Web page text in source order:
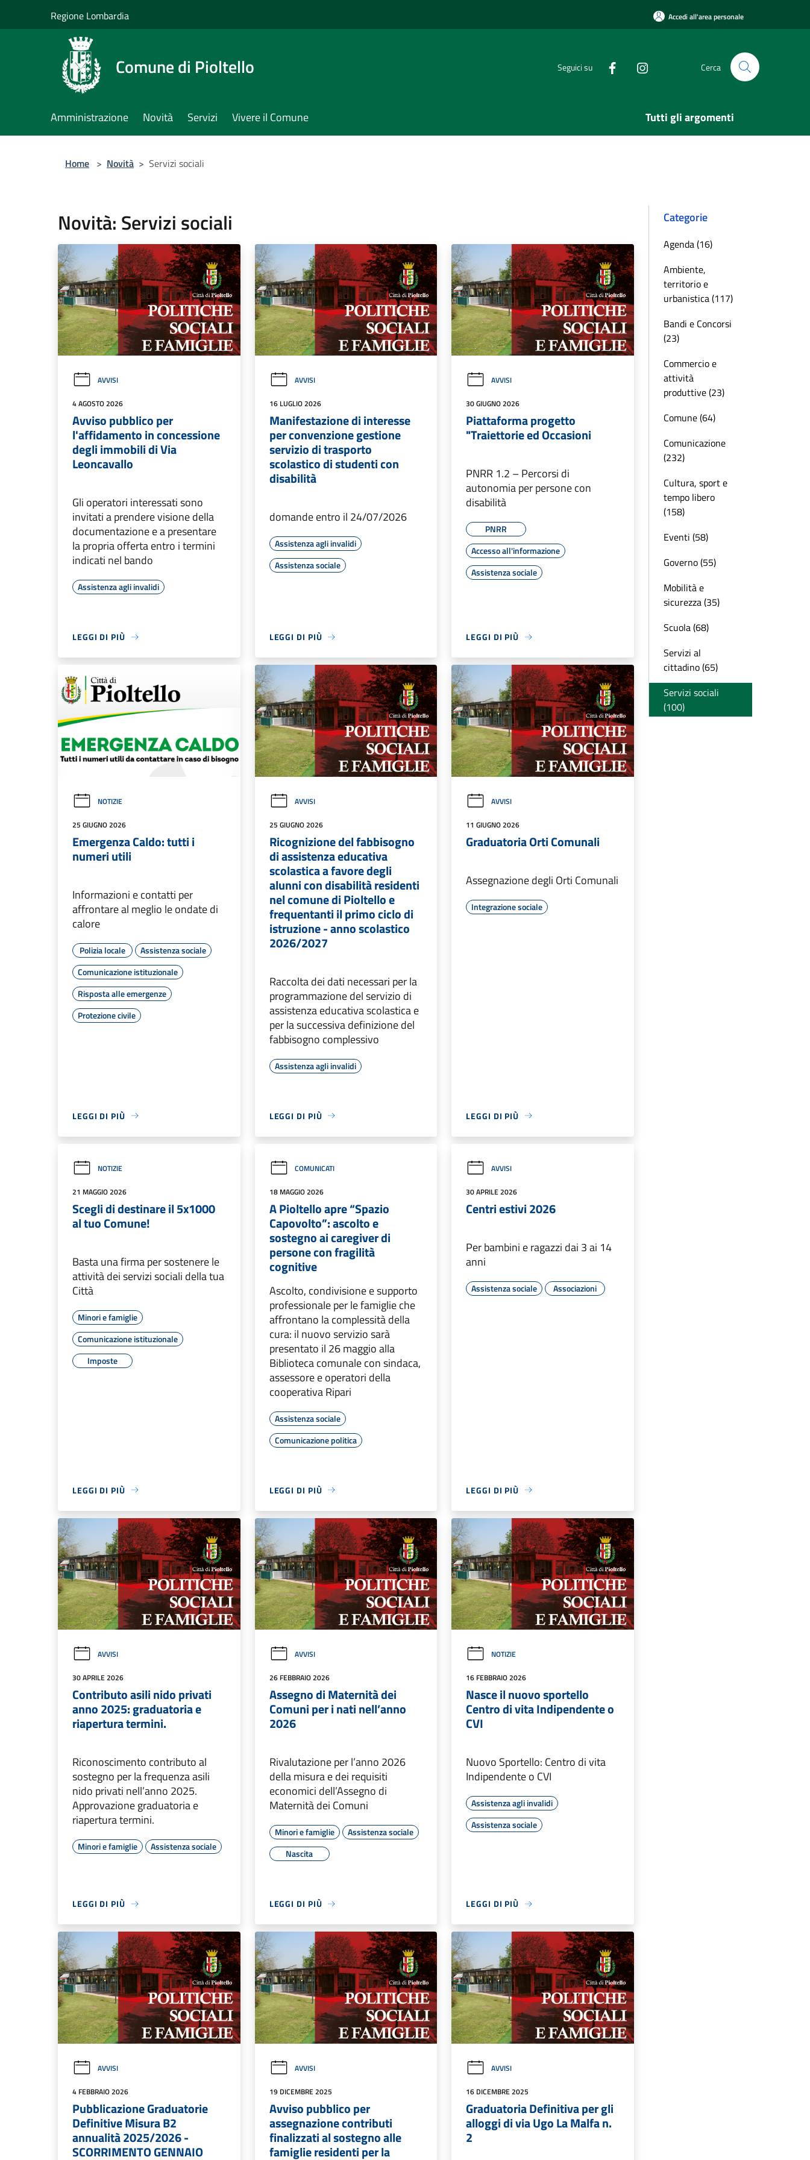
Regione Lombardia Accedi all'area personale
Comune di Pioltello Seguici su Cerca
Amministrazione Novità Servizi Vivere il Comune Tutti gli argomenti
Home > Novità > Servizi sociali
Novità: Servizi sociali
AVVISI
4 AGOSTO 2026
Avviso pubblico per
l'affidamento in concessione
degli immobili di Via
Leoncavallo
Gli operatori interessati sono
invitati a prendere visione della
documentazione e a presentare
la propria offerta entro i termini
indicati nel bando
Assistenza agli invalidi
LEGGI DI PIÙ
AVVISI
16 LUGLIO 2026
Manifestazione di interesse
per convenzione gestione
servizio di trasporto
scolastico di studenti con
disabilità
domande entro il 24/07/2026
Assistenza agli invalidi
Assistenza sociale
LEGGI DI PIÙ
AVVISI
30 GIUGNO 2026
Piattaforma progetto
"Traiettorie ed Occasioni
PNRR 1.2 – Percorsi di
autonomia per persone con
disabilità
PNRR
Accesso all'informazione
Assistenza sociale
LEGGI DI PIÙ
NOTIZIE
25 GIUGNO 2026
Emergenza Caldo: tutti i
numeri utili
Informazioni e contatti per
affrontare al meglio le ondate di
calore
Polizia locale
Assistenza sociale
Comunicazione istituzionale
Risposta alle emergenze
Protezione civile
LEGGI DI PIÙ
AVVISI
25 GIUGNO 2026
Ricognizione del fabbisogno
di assistenza educativa
scolastica a favore degli
alunni con disabilità residenti
nel comune di Pioltello e
frequentanti il primo ciclo di
istruzione - anno scolastico
2026/2027
Raccolta dei dati necessari per la
programmazione del servizio di
assistenza educativa scolastica e
per la successiva definizione del
fabbisogno complessivo
Assistenza agli invalidi
LEGGI DI PIÙ
AVVISI
11 GIUGNO 2026
Graduatoria Orti Comunali
Assegnazione degli Orti Comunali
Integrazione sociale
LEGGI DI PIÙ
NOTIZIE
21 MAGGIO 2026
Scegli di destinare il 5x1000
al tuo Comune!
Basta una firma per sostenere le
attività dei servizi sociali della tua
Città
Minori e famiglie
Comunicazione istituzionale
Imposte
LEGGI DI PIÙ
COMUNICATI
18 MAGGIO 2026
A Pioltello apre “Spazio
Capovolto”: ascolto e
sostegno ai caregiver di
persone con fragilità
cognitive
Ascolto, condivisione e supporto
professionale per le famiglie che
affrontano la complessità della
cura: il nuovo servizio sarà
presentato il 26 maggio alla
Biblioteca comunale con sindaca,
assessore e operatori della
cooperativa Ripari
Assistenza sociale
Comunicazione politica
LEGGI DI PIÙ
AVVISI
30 APRILE 2026
Centri estivi 2026
Per bambini e ragazzi dai 3 ai 14
anni
Assistenza sociale Associazioni
LEGGI DI PIÙ
AVVISI
30 APRILE 2026
Contributo asili nido privati
anno 2025: graduatoria e
riapertura termini.
Riconoscimento contributo al
sostegno per la frequenza asili
nido privati nell’anno 2025.
Approvazione graduatoria e
riapertura termini.
Minori e famiglie Assistenza sociale
LEGGI DI PIÙ
AVVISI
26 FEBBRAIO 2026
Assegno di Maternità dei
Comuni per i nati nell’anno
2026
Rivalutazione per l’anno 2026
della misura e dei requisiti
economici dell’Assegno di
Maternità dei Comuni
Minori e famiglie
Assistenza sociale
Nascita
LEGGI DI PIÙ
NOTIZIE
16 FEBBRAIO 2026
Nasce il nuovo sportello
Centro di vita Indipendente o
CVI
Nuovo Sportello: Centro di vita
Indipendente o CVI
Assistenza agli invalidi
Assistenza sociale
LEGGI DI PIÙ
AVVISI
4 FEBBRAIO 2026
Pubblicazione Graduatorie
Definitive Misura B2
annualità 2025/2026 -
SCORRIMENTO GENNAIO
AVVISI
19 DICEMBRE 2025
Avviso pubblico per
assegnazione contributi
finalizzati al sostegno alle
famiglie residenti per la
AVVISI
16 DICEMBRE 2025
Graduatoria Definitiva per gli
alloggi di via Ugo La Malfa n.
2
Categorie
Agenda (16)
Ambiente,
territorio e
urbanistica (117)
Bandi e Concorsi
(23)
Commercio e
attività
produttive (23)
Comune (64)
Comunicazione
(232)
Cultura, sport e
tempo libero
(158)
Eventi (58)
Governo (55)
Mobilità e
sicurezza (35)
Scuola (68)
Servizi al
cittadino (65)
Servizi sociali
(100)